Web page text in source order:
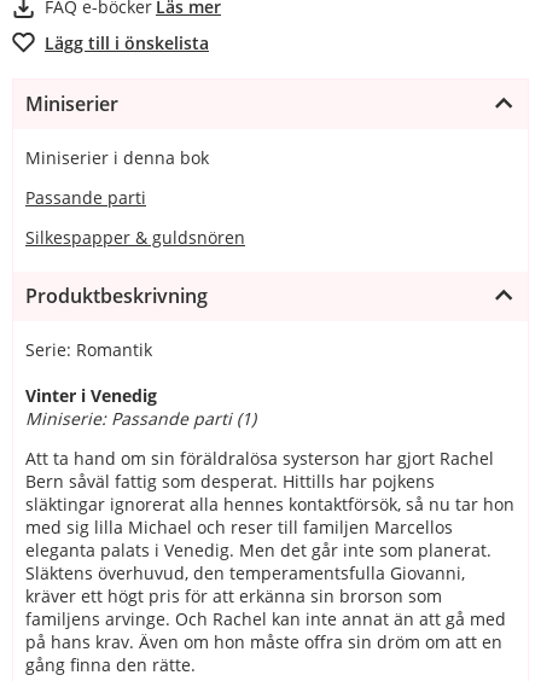
FAQ e-böcker Läs mer
Lägg till i önskelista
Miniserier
Miniserier i denna bok
Passande parti
Silkespapper & guldsnören
Produktbeskrivning
Serie: Romantik
Vinter i Venedig
Miniserie: Passande parti (1)
Att ta hand om sin föräldralösa systerson har gjort Rachel
Bern såväl fattig som desperat. Hittills har pojkens
släktingar ignorerat alla hennes kontaktförsök, så nu tar hon
med sig lilla Michael och reser till familjen Marcellos
eleganta palats i Venedig. Men det går inte som planerat.
Släktens överhuvud, den temperamentsfulla Giovanni,
kräver ett högt pris för att erkänna sin brorson som
familjens arvinge. Och Rachel kan inte annat än att gå med
på hans krav. Även om hon måste offra sin dröm om att en
gång finna den rätte.